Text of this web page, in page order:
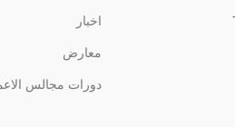
اخبار
معارض
دورات مجالس